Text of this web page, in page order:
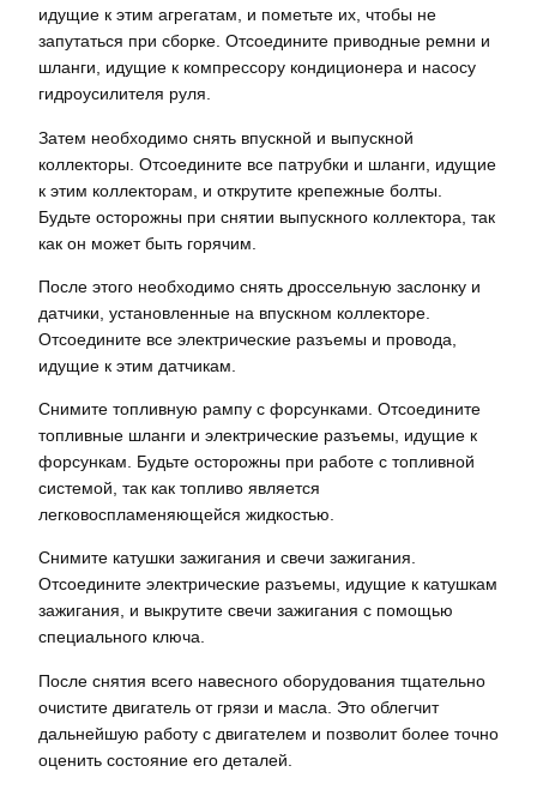
идущие к этим агрегатам, и пометьте их, чтобы не
запутаться при сборке. Отсоедините приводные ремни и
шланги, идущие к компрессору кондиционера и насосу
гидроусилителя руля.
Затем необходимо снять впускной и выпускной
коллекторы. Отсоедините все патрубки и шланги, идущие
к этим коллекторам, и открутите крепежные болты.
Будьте осторожны при снятии выпускного коллектора, так
как он может быть горячим.
После этого необходимо снять дроссельную заслонку и
датчики, установленные на впускном коллекторе.
Отсоедините все электрические разъемы и провода,
идущие к этим датчикам.
Снимите топливную рампу с форсунками. Отсоедините
топливные шланги и электрические разъемы, идущие к
форсункам. Будьте осторожны при работе с топливной
системой, так как топливо является
легковоспламеняющейся жидкостью.
Снимите катушки зажигания и свечи зажигания.
Отсоедините электрические разъемы, идущие к катушкам
зажигания, и выкрутите свечи зажигания с помощью
специального ключа.
После снятия всего навесного оборудования тщательно
очистите двигатель от грязи и масла. Это облегчит
дальнейшую работу с двигателем и позволит более точно
оценить состояние его деталей.